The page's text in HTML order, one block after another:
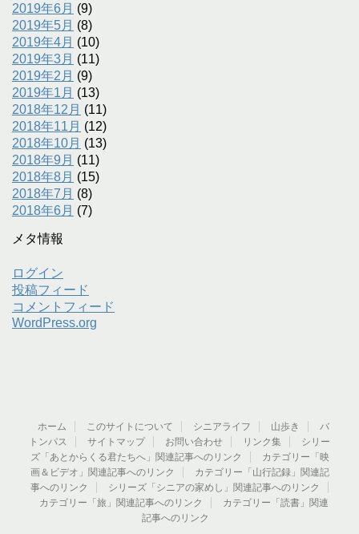
2019年6月 (9)
2019年5月 (8)
2019年4月 (10)
2019年3月 (11)
2019年2月 (9)
2019年1月 (13)
2018年12月 (11)
2018年11月 (12)
2018年10月 (13)
2018年9月 (11)
2018年8月 (15)
2018年7月 (8)
2018年6月 (7)
メタ情報
ログイン
投稿フィード
コメントフィード
WordPress.org
ホーム このサイトについて シニアライフ 山歩き
バ
トンパス
サイトマップ お問い合わせ リンク集
シリー
ズ「あとからくる君たちへ」関連記事へのリンク
カテゴリー「映
画＆ビデオ」関連記事へのリンク
カテゴリー「山行記録」関連記
事へのリンク
シリーズ「シニアの家めし」関連記事へのリンク
カテゴリー「旅」関連記事へのリンク
カテゴリー「読書」関連
記事へのリンク